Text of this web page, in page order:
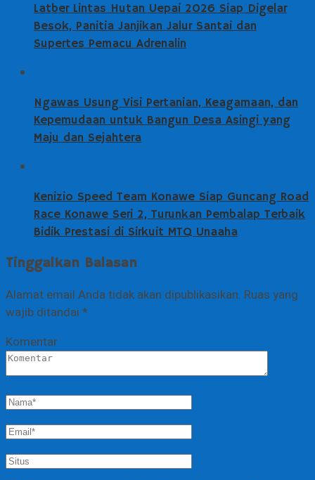
Latber Lintas Hutan Uepai 2026 Siap Digelar
Besok, Panitia Janjikan Jalur Santai dan
Supertes Pemacu Adrenalin
Ngawas Usung Visi Pertanian, Keagamaan, dan
Kepemudaan untuk Bangun Desa Asingi yang
Maju dan Sejahtera
Kenizio Speed Team Konawe Siap Guncang Road
Race Konawe Seri 2, Turunkan Pembalap Terbaik
Bidik Prestasi di Sirkuit MTQ Unaaha
Tinggalkan Balasan
Alamat email Anda tidak akan dipublikasikan. Ruas yang
wajib ditandai *
Komentar